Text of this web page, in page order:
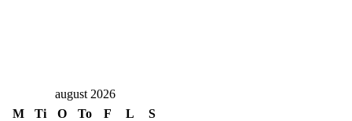
august 2026
M
Ti O To F L
S